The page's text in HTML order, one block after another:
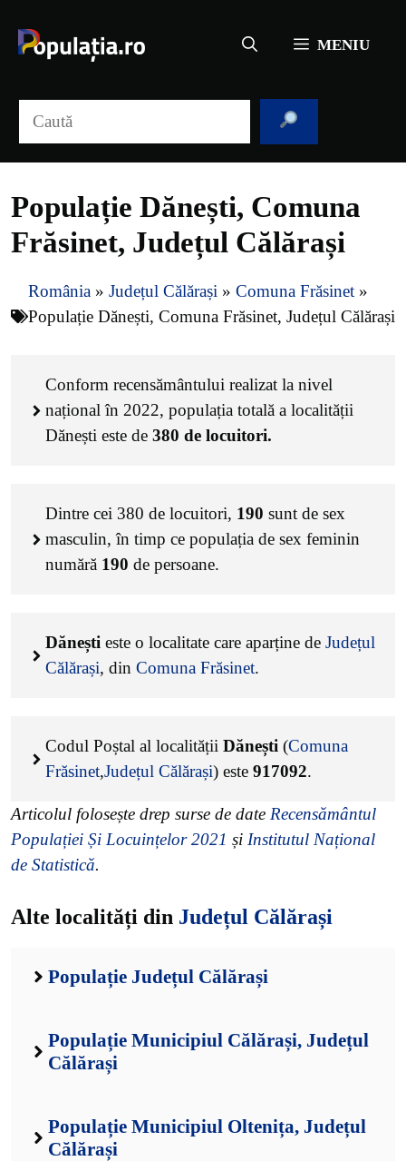
conținut
MENIU
Populație Dănești, Comuna
Frăsinet, Județul Călărași
România » Județul Călărași » Comuna Frăsinet »
Populație Dănești, Comuna Frăsinet, Județul Călărași
Conform recensământului realizat la nivel
național în 2022, populația totală a localității
Dănești este de 380 de locuitori.
Dintre cei 380 de locuitori, 190 sunt de sex
masculin, în timp ce populația de sex feminin
numără 190 de persoane.
Dănești este o localitate care aparține de Județul
Călărași, din Comuna Frăsinet.
Codul Poștal al localității Dănești (Comuna
Frăsinet,Județul Călărași) este 917092.
Articolul folosește drep surse de date Recensământul
Populației Și Locuințelor 2021 și Institutul Național
de Statistică.
Alte localități din Județul Călărași
Populație Județul Călărași
Populație Municipiul Călărași, Județul
Călărași
Populație Municipiul Oltenița, Județul
Călărași